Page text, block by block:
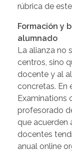
rúbrica de
Formación y
alumnado
La alianza no
centros, sino
docente y al
concretas. En
Examinations
profesorado
que acuerden
docentes
anual online